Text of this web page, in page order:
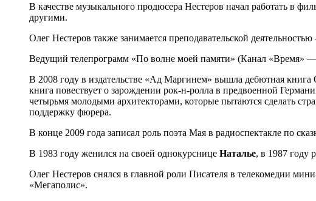
В качестве музыкального продюсера Нестеров начал работать в
другими.
Олег Нестеров также занимается преподавательской
Ведущий телепрограмм «По волне моей памяти» (Канал «Время»
В 2008 году в издательстве «Ад Маргинем» вышла дебютная
книга повествует о зарождении рок-н-ролла в предвоенной
четырьмя молодыми архитекторами, которые пытаются сделать
поддержку фюрера.
В конце 2009 года записал роль поэта Мая в радиоспектакле по
В 1983 году женился на своей однокурснице Наталье, в 1987 году
Олег Нестеров снялся в главной роли Писателя в телекомедии
«Мегаполис».